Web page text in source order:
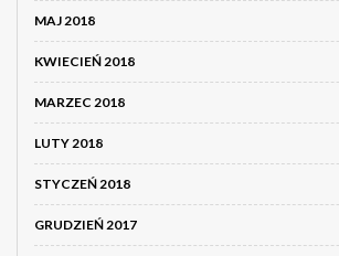
MAJ 2018
KWIECIEŃ 2018
MARZEC 2018
LUTY 2018
STYCZEŃ 2018
GRUDZIEŃ 2017